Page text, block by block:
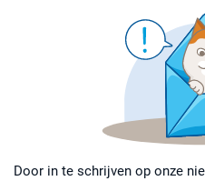
Door in te schrijven op onze